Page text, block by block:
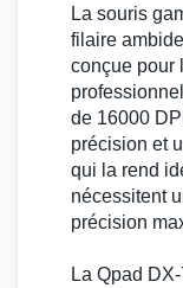
La souris
filaire
conçue pour
de 16000 DPI
précision et
qui la rend
nécessitent
précision
La Qpad